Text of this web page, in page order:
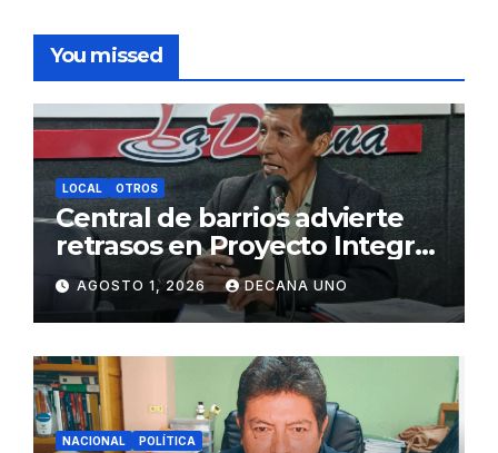
You missed
LOCAL OTROS
Central de barrios advierte
retrasos en Proyecto Integral
de Agua y Alcantarillado para
Juliaca
AGOSTO 1, 2026 DECANA UNO
NACIONAL POLÍTICA